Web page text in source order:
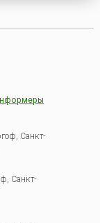
Санкт-
Санкт-